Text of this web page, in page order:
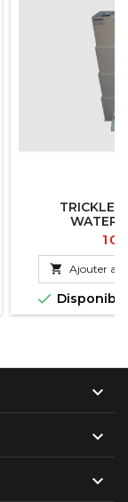
TRICKLE
Prix
1
 Ajouter au



